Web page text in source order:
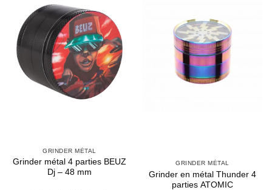
GRINDER MÉTAL
Grinder métal 4 parties BEUZ
Dj – 48 mm
GRINDER MÉTAL
Grinder en métal Thunder 4
parties ATOMIC